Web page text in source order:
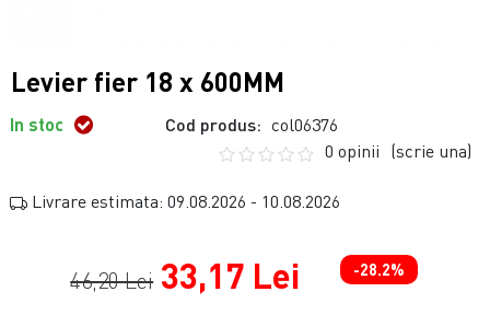
Levier fier 18 x 600MM
In stoc Cod produs: col06376
0 opinii (scrie una)
Livrare estimata: 09.08.2026 - 10.08.2026
46,20 Lei 33,17 Lei -28.2%